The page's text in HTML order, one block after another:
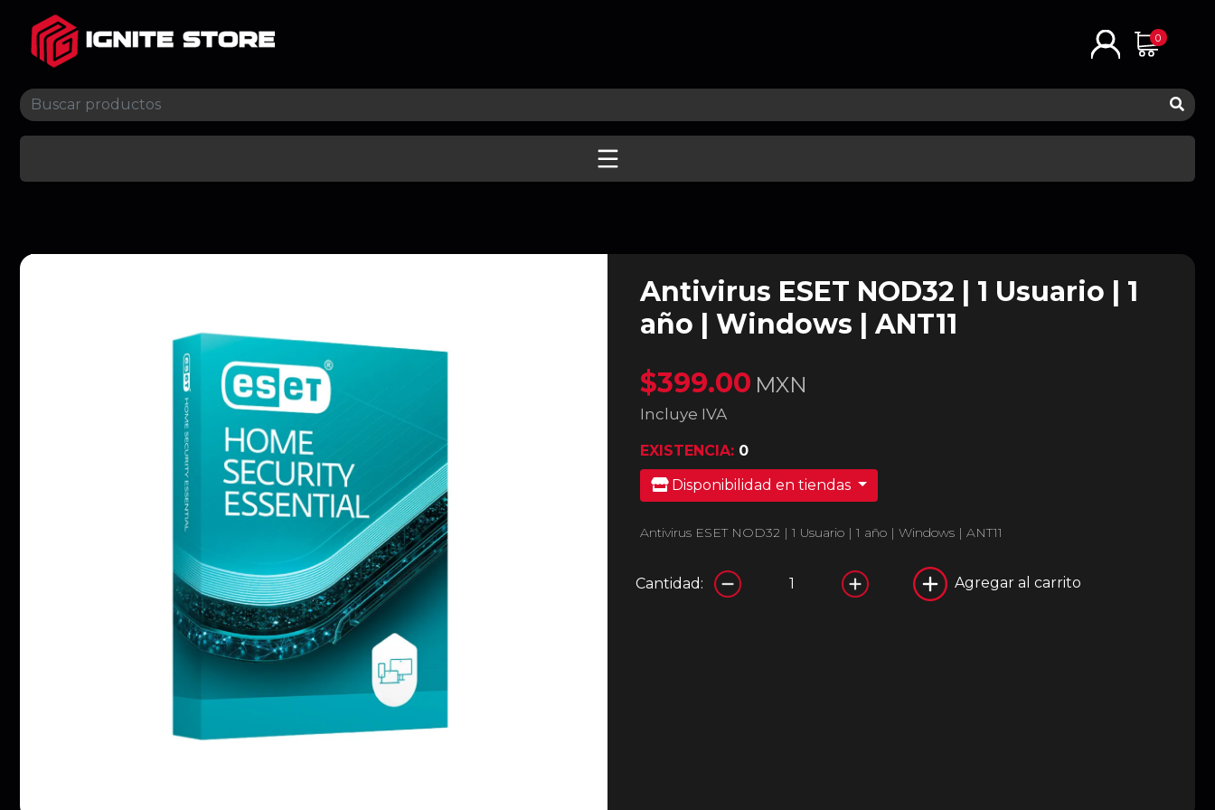
0
Antivirus ESET NOD32 | 1 Usuario | 1
año | Windows | ANT11
$399.00 MXN
Incluye IVA
EXISTENCIA: 0
Disponibilidad en tiendas
Antivirus ESET NOD32 | 1 Usuario | 1 año | Windows | ANT11
Cantidad: Agregar al carrito